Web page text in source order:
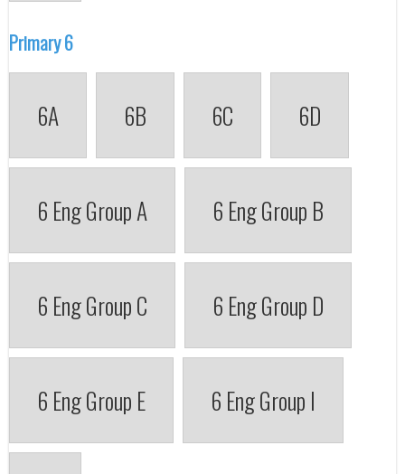
Primary 6
6A 6B 6C 6D
6 Eng Group A 6 Eng Group B
6 Eng Group C 6 Eng Group D
6 Eng Group E 6 Eng Group I